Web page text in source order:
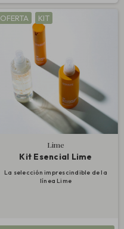
OFERTA KIT
Lime
Kit Esencial Lime
La selección imprescindible de la
línea Lime